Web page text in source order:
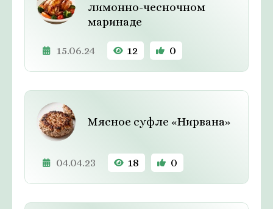
лимонно-чесночном
маринаде
15.06.24 12 0
Мясное суфле «Нирвана»
04.04.23 18 0